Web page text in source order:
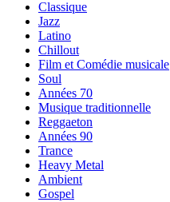
Classique
Jazz
Latino
Chillout
Film et Comédie musicale
Soul
Années 70
Musique traditionnelle
Reggaeton
Années 90
Trance
Heavy Metal
Ambient
Gospel